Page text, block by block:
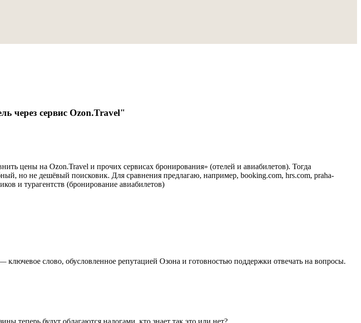
через сервис Ozon.Travel"
цены на Ozon.Travel и прочих сервисах бронирования» (отелей и авиабилетов). Тогда
но не дешёвый поисковик. Для сравнения предлагаю, например, booking.com, hrs.com, praha-
и турагентств (бронирование авиабилетов)
слово, обусловленное репутацией Озона и готовностью поддержки отвечать на вопросы.
теперь будут облагаются налогами, кто знает так это или нет?